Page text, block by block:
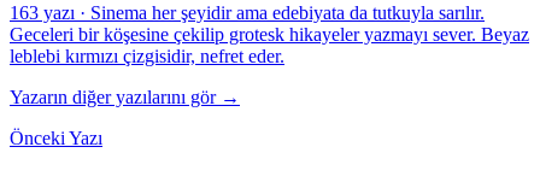
163 yazı · Sinema her şeyidir ama edebiyata da tutkuyla sarılır.
Geceleri bir köşesine çekilip grotesk hikayeler yazmayı sever. Beyaz
leblebi kırmızı çizgisidir, nefret eder.
Yazarın diğer yazılarını gör →
Önceki Yazı